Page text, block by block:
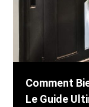
Comment
Le Guide